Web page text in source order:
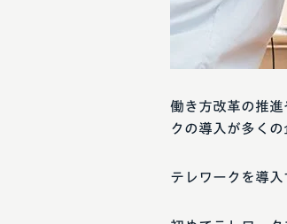
テレワークを導入
働き方改革の推
クの導入が多くの